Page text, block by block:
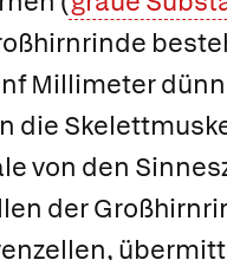
Millimeter
die
von den
der